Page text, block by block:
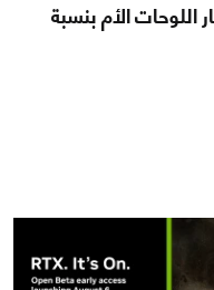
الأم بنسبة